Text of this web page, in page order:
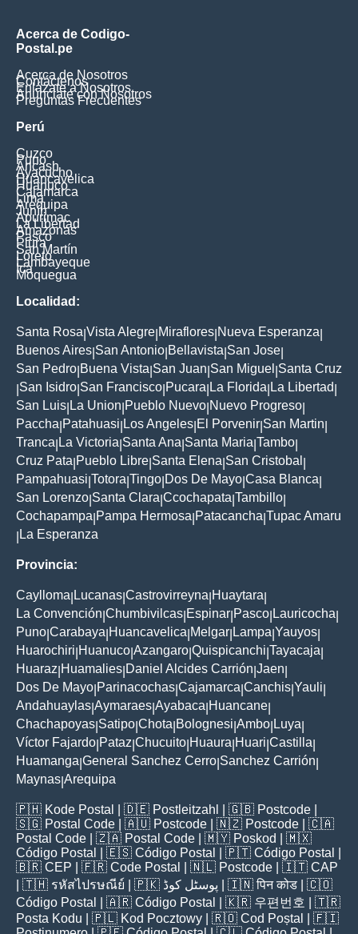
Acerca de Codigo-
Postal.pe
Acerca de Nosotros
Contáctenos
Enlázate a Nosotros
Anúnciate con Nosotros
Preguntas Frecuentes
Perú
Cuzco
Puno
Ancash
Ayacucho
Huancavelica
Huanuco
Cajamarca
Lima
Arequipa
Junín
Apurimac
La Libertad
Amazonas
Pasco
Piura
San Martín
Loreto
Lambayeque
Ica
Moquegua
Localidad:
Santa Rosa Vista Alegre Miraflores Nueva Esperanza
Buenos Aires San Antonio Bellavista San Jose
San Pedro Buena Vista San Juan San Miguel Santa Cruz
San Isidro San Francisco Pucara La Florida La Libertad
San Luis La Union Pueblo Nuevo Nuevo Progreso
Paccha Patahuasi Los Angeles El Porvenir San Martin
Tranca La Victoria Santa Ana Santa Maria Tambo
Cruz Pata Pueblo Libre Santa Elena San Cristobal
Pampahuasi Totora Tingo Dos De Mayo Casa Blanca
San Lorenzo Santa Clara Ccochapata Tambillo
Cochapampa Pampa Hermosa Patacancha Tupac Amaru
La Esperanza
Provincia:
Caylloma Lucanas Castrovirreyna Huaytara
La Convención Chumbivilcas Espinar Pasco Lauricocha
Puno Carabaya Huancavelica Melgar Lampa Yauyos
Huarochiri Huanuco Azangaro Quispicanchi Tayacaja
Huaraz Huamalies Daniel Alcides Carrión Jaen
Dos De Mayo Parinacochas Cajamarca Canchis Yauli
Andahuaylas Aymaraes Ayabaca Huancane
Chachapoyas Satipo Chota Bolognesi Ambo Luya
Víctor Fajardo Pataz Chucuito Huaura Huari Castilla
Huamanga General Sanchez Cerro Sanchez Carrión
Maynas Arequipa
🇵🇭 Kode Postal | 🇩🇪 Postleitzahl | 🇬🇧 Postcode
🇸🇬 Postal Code | 🇦🇺 Postcode | 🇳🇿 Postcode | 🇨🇦
Postal Code | 🇿🇦 Postal Code | 🇲🇾 Poskod
| 🇲🇽
Código Postal
| 🇪🇸 Código Postal | 🇵🇹 Código Postal
🇧🇷 CEP | 🇫🇷 Code Postal | 🇳🇱 Postcode | 🇮🇹 CAP
| 🇹🇭 รหัสไปรษณีย์ | 🇵🇰 پوسٹل کوڈ | 🇮🇳पिन कोड | 🇨🇴
Código Postal
| 🇦🇷 Código Postal | 🇰🇷 우편번호
| 🇹🇷
Posta Kodu | 🇵🇱 Kod Pocztowy | 🇷🇴 Cod Poștal
| 🇫🇮